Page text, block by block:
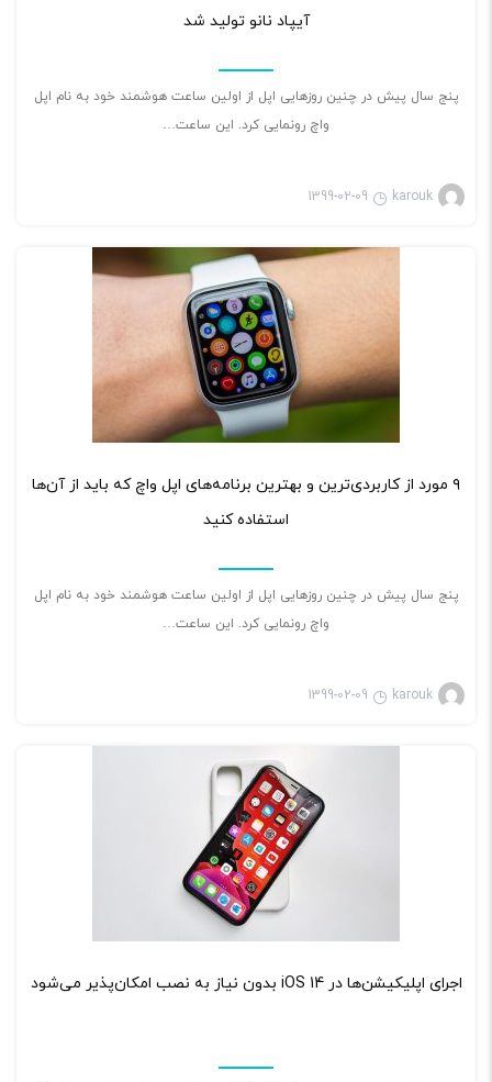
استفاده از آن‌ها را عنوان کنیم.
آیپاد نانو تولید شد
پنج سال پیش در چنین روزهایی اپل از اولین ساعت هوشمند خود به نام اپل
واچ رونمایی کرد. این ساعت…
karouk
1399-02-09
۹ مورد از کاربردی‌ترین و بهترین برنامه‌های اپل واچ که باید از آن‌ها
استفاده کنید
پنج سال پیش در چنین روزهایی اپل از اولین ساعت هوشمند خود به نام اپل
واچ رونمایی کرد. این ساعت…
karouk
1399-02-09
اجرای اپلیکیشن‌ها در iOS 14 بدون نیاز به نصب امکان‌پذیر می‌شود